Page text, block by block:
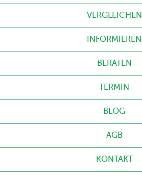
VERGLEICHEN
INFORMIEREN
BERATEN
TERMIN
BLOG
AGB
KONTAKT